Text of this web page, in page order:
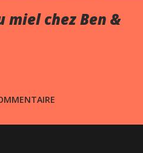
miel chez Ben &